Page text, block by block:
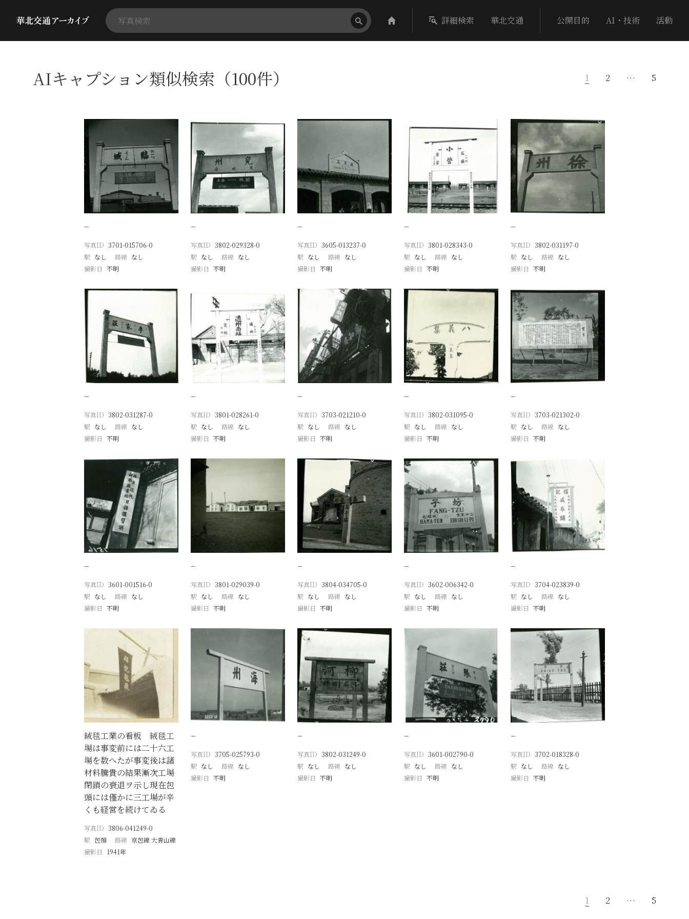
詳細検索 華北交通 公開目的 AI・技術 活動
AIキャプション類似検索（100件） 1 2 … 5
−
写真ID 3701-015706-0
駅 なし 路線 なし
撮影日 不明
−
写真ID 3802-029328-0
駅 なし 路線 なし
撮影日 不明
−
写真ID 3605-013237-0
駅 なし 路線 なし
撮影日 不明
−
写真ID 3801-028343-0
駅 なし 路線 なし
撮影日 不明
−
写真ID 3802-031197-0
駅 なし 路線 なし
撮影日 不明
−
写真ID 3802-031287-0
駅 なし 路線 なし
撮影日 不明
−
写真ID 3801-028261-0
駅 なし 路線 なし
撮影日 不明
−
写真ID 3703-021210-0
駅 なし 路線 なし
撮影日 不明
−
写真ID 3802-031095-0
駅 なし 路線 なし
撮影日 不明
−
写真ID 3703-021302-0
駅 なし 路線 なし
撮影日 不明
−
写真ID 3601-001516-0
駅 なし 路線 なし
撮影日 不明
−
写真ID 3801-029039-0
駅 なし 路線 なし
撮影日 不明
−
写真ID 3804-034705-0
駅 なし 路線 なし
撮影日 不明
−
写真ID 3602-006342-0
駅 なし 路線 なし
撮影日 不明
−
写真ID 3704-023839-0
駅 なし 路線 なし
撮影日 不明
絨毯工業の看板 絨毯工
場は事変前には二十六工
場を数へたが事変後は諸
材料騰貴の結果漸次工場
閉鎖の衰退ヲ示し現在包
頭には僅かに三工場が辛
くも経営を続けてゐる
写真ID 3806-041249-0
駅 包頭 路線 京包線 大青山線
撮影日
1941年
−
写真ID 3705-025793-0
駅 なし 路線 なし
撮影日 不明
−
写真ID 3802-031249-0
駅 なし 路線 なし
撮影日 不明
−
写真ID 3601-002790-0
駅 なし 路線 なし
撮影日 不明
−
写真ID 3702-018328-0
駅 なし 路線 なし
撮影日 不明
1 2 … 5